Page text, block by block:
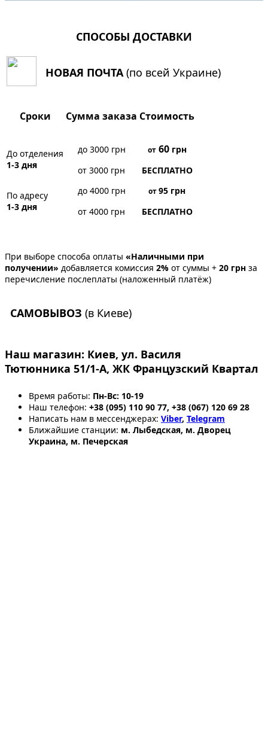
СПОСОБЫ ДОСТАВКИ
НОВАЯ ПОЧТА(по всей Украине)
Сроки Сумма заказа Стоимость
До отделения
1-3 дня
до 3000 грн от60грн
от 3000 грн
БЕСПЛАТНО
По адресу
1-3 дня
до 4000 грн от95 грн
от 4000 грн
БЕСПЛАТНО
При выборе способа оплаты «Наличными при
получении» добавляется комиссия 2% от суммы + 20 грн за
перечисление послеплаты (наложенный платёж)
САМОВЫВОЗ (в Киеве)
Наш магазин: Киев, ул. Василя
Тютюнника 51/1-А, ЖК Французский Квартал
Время работы: Пн-Вс: 10-19
Наш телефон: +38 (095) 110 90 77, +38 (067) 120 69 28
Написать нам в мессенджерах: Viber, Telegram
Ближайшие станции: м. Лыбедская, м. Дворец
Украина, м. Печерская